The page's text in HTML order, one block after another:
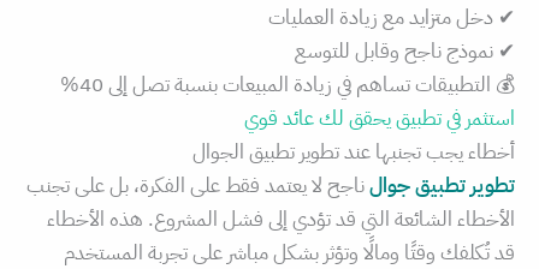
✔ دخل متزايد مع زيادة العمليات
✔ نموذج ناجح وقابل للتوسع
💰 التطبيقات تساهم في زيادة المبيعات بنسبة تصل إلى 40%
استثمر في تطبيق يحقق لك عائد قوي
أخطاء يجب تجنبها عند تطوير تطبيق الجوال
تطوير تطبيق جوالناجح لا يعتمد فقط على الفكرة، بل على تجنب
الأخطاء الشائعة التي قد تؤدي إلى فشل المشروع. هذه الأخطاء
قد تُكلفك وقتًا ومالًا وتؤثر بشكل مباشر على تجربة المستخدم